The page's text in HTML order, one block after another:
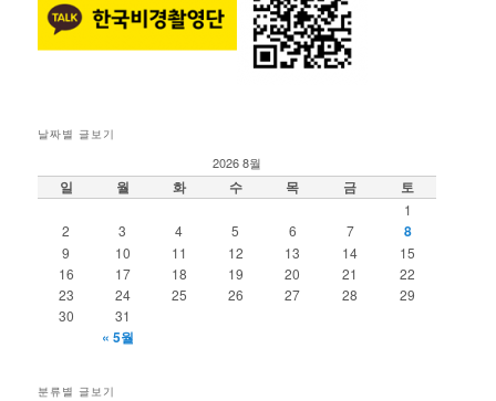
날짜별 글보기
2026 8월
일 월 화 수 목 금 토
1
2
3 4 5 6 7 8
9 10 11 12 13 14
15
16
17 18 19 20 21
22
23
24 25 26 27 28
29
30
31
« 5월
분류별 글보기